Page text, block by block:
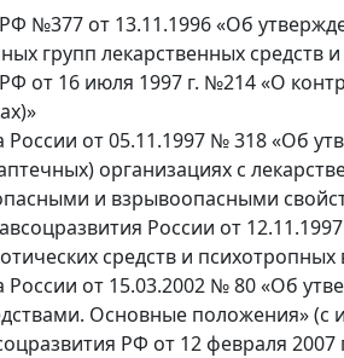
№377 от 13.11.1996 «Об
групп лекарственных средств
от 16 июля 1997 г. №214 «О
от 05.11.1997 № 318 «Об
организациях с
и взрывоопасными
России от
средств и
от 15.03.2002 № 80 «Об
Основные положения» (с
РФ от 12 февраля